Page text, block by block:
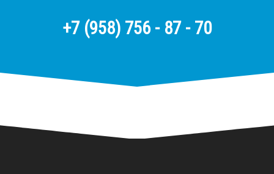
+7 (958) 756 - 87 - 70